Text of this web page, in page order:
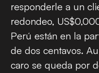
responderle a un
redondeo,
Perú están en la
de dos centavos.
caro se queda por